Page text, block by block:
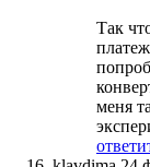
Так
меня